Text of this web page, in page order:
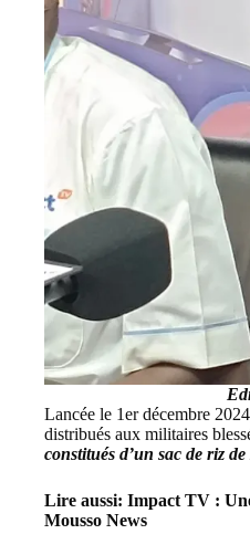
Lancée le 1er décembre
distribués aux militaires
constitués d’un sac de riz
Lire aussi: Impact TV :
Mousso News